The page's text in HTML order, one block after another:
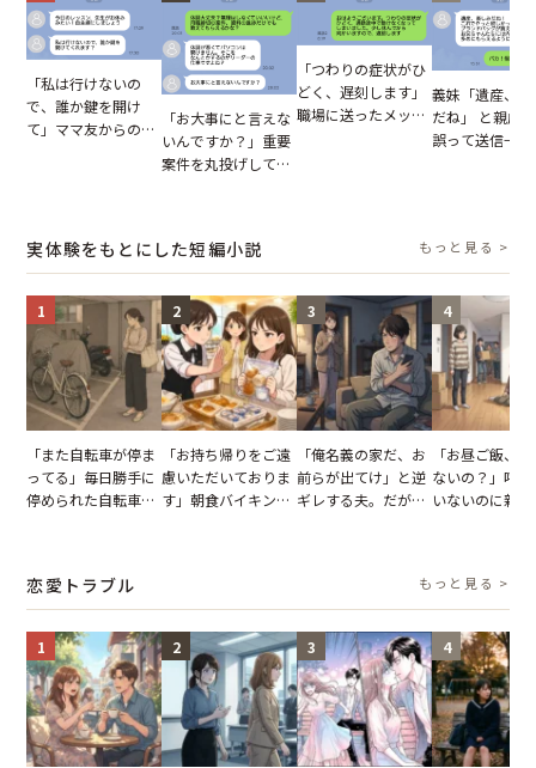
「私は行けないの
で、誰か鍵を開け
て」ママ友からの
「お大事にと言えな
いんですか？」重要
案件を丸投げして休
「つわりの症状がひ
どく、遅刻します」
職場に送ったメッセ
義妹「遺産、
だね」 と親戚
誤って送信→夫
実体験をもとにした短編小説 もっと見る >
1
「また自転車が停ま
ってる」毎日勝手に
停められた自転車。
2
「お持ち帰りをご遠
慮いただいておりま
す」朝食バイキング
3
「俺名義の家だ、お
前らが出てけ」と逆
ギレする夫。だが、
4
「お昼ご飯、
ないの？」呼
いないのに新
恋愛トラブル もっと見る >
1 2 3 4